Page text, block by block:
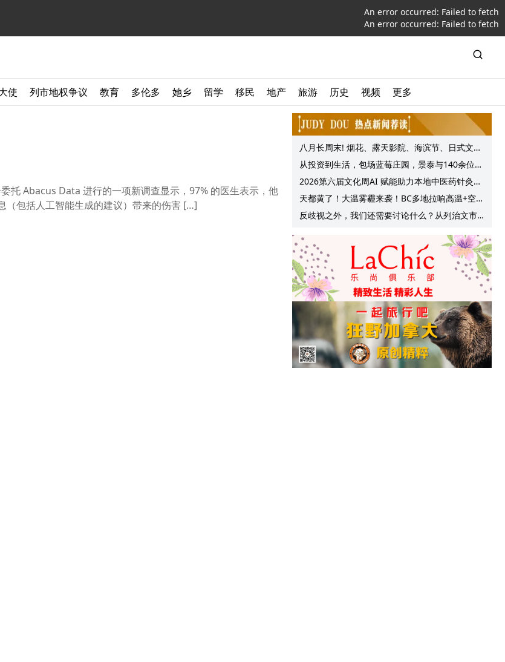
An error occurred: Failed to fetch
An error occurred: Failed to fetch
使 列市地权争议 教育 多伦多 她乡 留学 移民 地产 旅游 历史 视频 更多
托 Abacus Data 进行的一项新调查显示，97% 的医生表示，他
（包括人工智能生成的建议）带来的伤害 […]
八月长周末! 烟花、露天影院、海滨节、日式文化
节庆, 大温哥华各种精彩活动上线!
从投资到生活，包场蓝莓庄园，景泰与140余位客
户共享夏日”莓”好时光
2026第六届文化周AI 赋能助力本地中医药针灸服
务提质升级
天都黄了！大温雾霾来袭！BC多地拉响高温+空气
质量预警 最高可达35°C！
反歧视之外，我们还需要讨论什么？从列治文市